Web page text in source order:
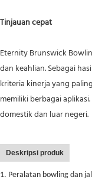
Tinjauan cepat
Eternity Brunswick
dan keahlian. Sebagai
kriteria kinerja yang
memiliki berbagai
domestik dan luar negeri.
Deskripsi produk
1. Peralatan bowling dan